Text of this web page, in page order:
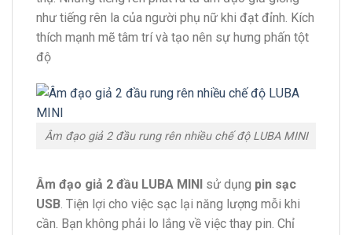
như tiếng rên la của người phụ nữ khi đạt đỉnh. Kích
thích mạnh mẽ tâm trí và tạo nên sự hưng phấn tột
độ
Âm đạo giả 2 đầu rung rên nhiều chế độ LUBA MINI
Âm đạo giả 2 đầu LUBA MINI sử dụng pin sạc
USB. Tiện lợi cho việc sạc lại năng lượng mỗi khi
cần. Bạn không phải lo lắng về việc thay pin. Chỉ